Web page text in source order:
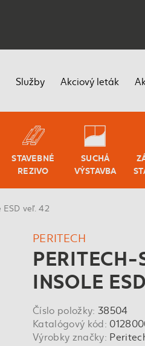
Služby Akciový leták
STAVEBNÉ
REZIVO
SUCHÁ
VÝSTAVBA
veľ. 42
PERITECH
PERITECH-
INSOLE
Číslo položky: 38504
Katalógový kód:
Výrobky značky: